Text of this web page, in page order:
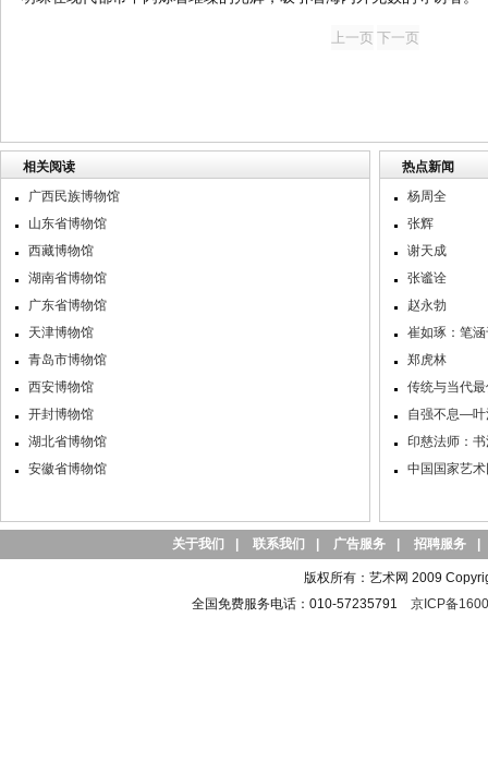
相关阅读
广西民族博物馆
山东省博物馆
西藏博物馆
湖南省博物馆
广东省博物馆
天津博物馆
青岛市博物馆
西安博物馆
开封博物馆
湖北省博物馆
安徽省博物馆
热点新闻
杨周全
张辉
谢天成
张谧诠
赵永勃
崔如琢：笔
郑虎林
传统与当代
自强不息—叶
印慈法师：
中国国家艺
关于我们 联系我们 广告服务 招聘服务
版权所有：艺术网 2009
全国免费服务电话：010-57235791 京ICP备